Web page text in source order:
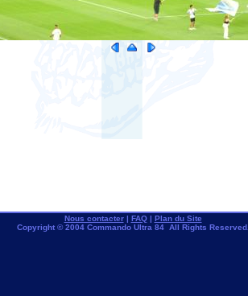
Nous contacter| FAQ| Plan du Site
Copyright © 2004 Commando Ultra 84 All Rights Reserved.